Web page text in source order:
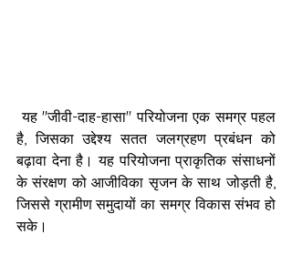
यह "जीवी-दाह-हासा" परियोजना एक समग्र पहल
है, जिसका उद्देश्य सतत जलग्रहण प्रबंधन को
बढ़ावा देना है। यह परियोजना प्राकृतिक संसाधनों
के संरक्षण को आजीविका सृजन के साथ जोड़ती है,
जिससे ग्रामीण समुदायों का समग्र विकास संभव हो
सके।